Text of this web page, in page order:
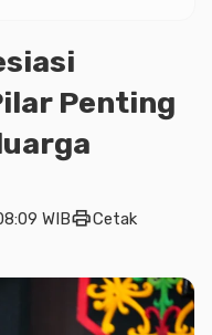
Penting
WIBprintCetak